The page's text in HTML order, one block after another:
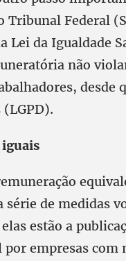
Tribunal Federal
Lei da Igualdade
não
desde
(LGPD).
série de medidas
estão a
empresas com